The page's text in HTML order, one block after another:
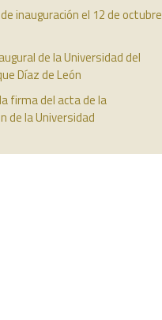
inauguración el 12 de octubre
de la Universidad del
Díaz de León
firma del acta de la
de la Universidad